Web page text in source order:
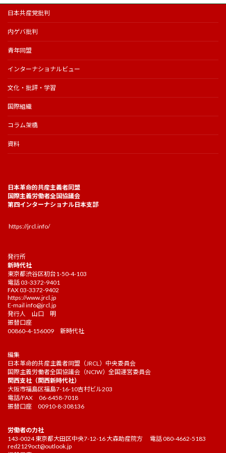
日本共産党批判
内ゲバ批判
青年同盟
インターナショナルビュー
文化・批評・学習
国際組織
コラム架橋
資料
日本革命的共産主義者同盟
国際主義労働者全国協議会
第四インターナショナル日本支部
https://jrcl.info/
発行所
新時代社
東京都渋谷区初台1-50-4-103
電話 03-3372-9401
FAX 03-3372-9402
https://www.jrcl.jp
E-mail info@jrcl.jp
発行人 山口 明
振替口座
00860-4-156009 新時代社
編集
日本革命的共産主義者同盟（JRCL）中央委員会
国際主義労働者全国協議会（NCIW）全国運営委員会
関西支社（関西新時代社）
大阪市福島区福島7-16-10吉村ビル203
電話/FAX 06-6458-7018
振替口座 00910-8-308136
労働者の力社
143-0024 東京都大田区中央7-12-16 大森助産院方 電話 080-4662-5183
red2129oct@outlook.jp